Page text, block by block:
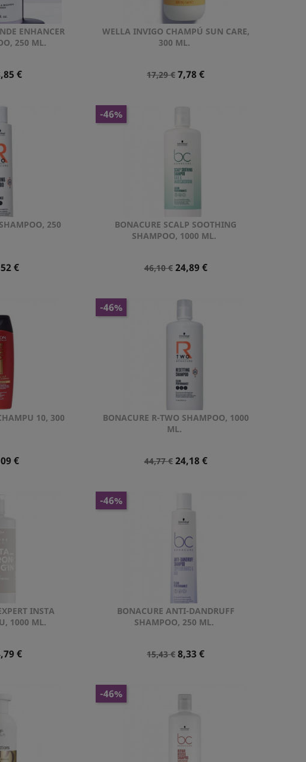
ENHANCER
250 ML.
€
WELLA INVIGO CHAMPÚ SUN CARE,
300 ML.
Precio
17,29 € Precio
7,78 €
Vista rápida
250
€
BONACURE SCALP SOOTHING
SHAMPOO, 1000 ML.
Precio
46,10 € Precio
24,89 €
-46%
Vista rápida
10, 300
€
BONACURE R-TWO SHAMPOO, 1000
ML.
Precio
44,77 € Precio
24,18 €
-46%
Vista rápida
INSTA
1000 ML.
€
BONACURE ANTI-DANDRUFF
SHAMPOO, 250 ML.
Precio
15,43 € Precio
8,33 €
-46%
Vista rápida
-46%